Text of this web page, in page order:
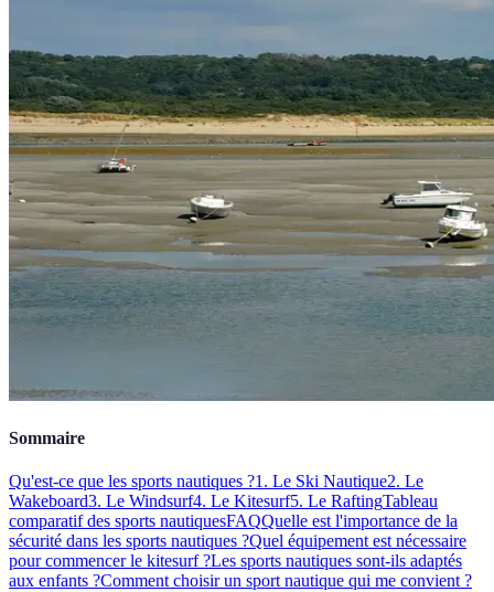
Sommaire
Qu'est-ce que les sports nautiques ?1. Le Ski Nautique2. Le
Wakeboard3. Le Windsurf4. Le Kitesurf5. Le RaftingTableau
comparatif des sports nautiquesFAQQuelle est l'importance de la
sécurité dans les sports nautiques ?Quel équipement est nécessaire
pour commencer le kitesurf ?Les sports nautiques sont-ils adaptés
aux enfants ?Comment choisir un sport nautique qui me convient ?